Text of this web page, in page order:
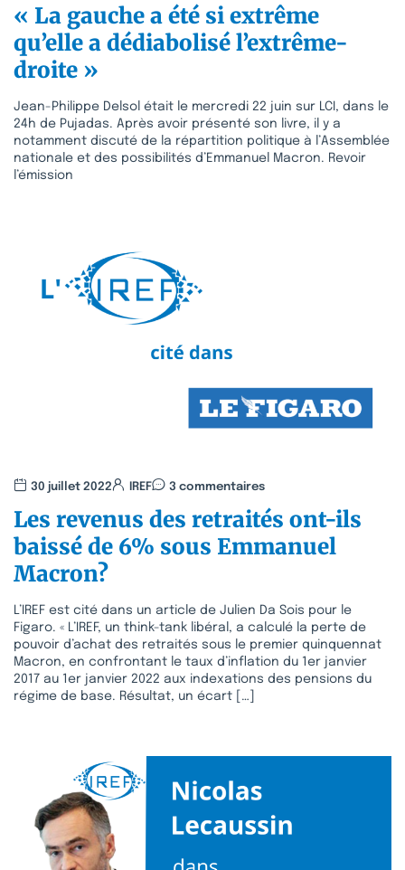
« La gauche a été si extrême
qu’elle a dédiabolisé l’extrême-
droite »
Jean-Philippe Delsol était le mercredi 22 juin sur LCI, dans le
24h de Pujadas. Après avoir présenté son livre, il y a
notamment discuté de la répartition politique à l’Assemblée
nationale et des possibilités d’Emmanuel Macron. Revoir
l’émission
30 juillet 2022 IREF 3 commentaires
Les revenus des retraités ont-ils
baissé de 6% sous Emmanuel
Macron?
L’IREF est cité dans un article de Julien Da Sois pour le
Figaro. « L’IREF, un think-tank libéral, a calculé la perte de
pouvoir d’achat des retraités sous le premier quinquennat
Macron, en confrontant le taux d’inflation du 1er janvier
2017 au 1er janvier 2022 aux indexations des pensions du
régime de base. Résultat, un écart […]